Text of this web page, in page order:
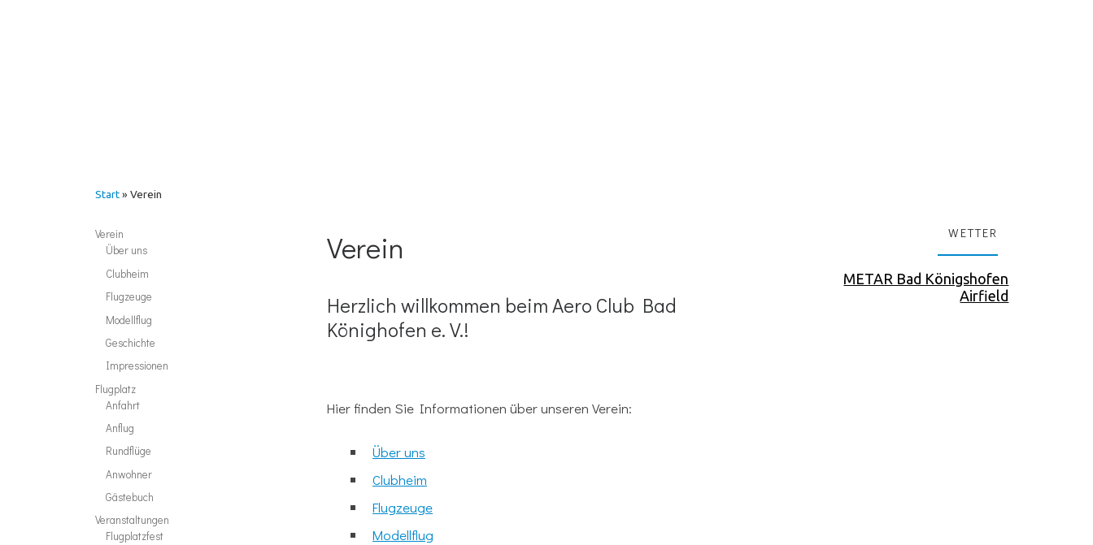
Start » Verein
Verein
Herzlich willkommen beim Aero Club Bad
Könighofen e. V.!
Hier finden Sie Informationen über unseren Verein:
Über uns
Clubheim
Flugzeuge
Modellflug
Verein
Über uns
Clubheim
Flugzeuge
Modellflug
Geschichte
Impressionen
Flugplatz
Anfahrt
Anflug
Rundflüge
Anwohner
Gästebuch
Veranstaltungen
Flugplatzfest
WETTER
METAR Bad Königshofen
Airfield